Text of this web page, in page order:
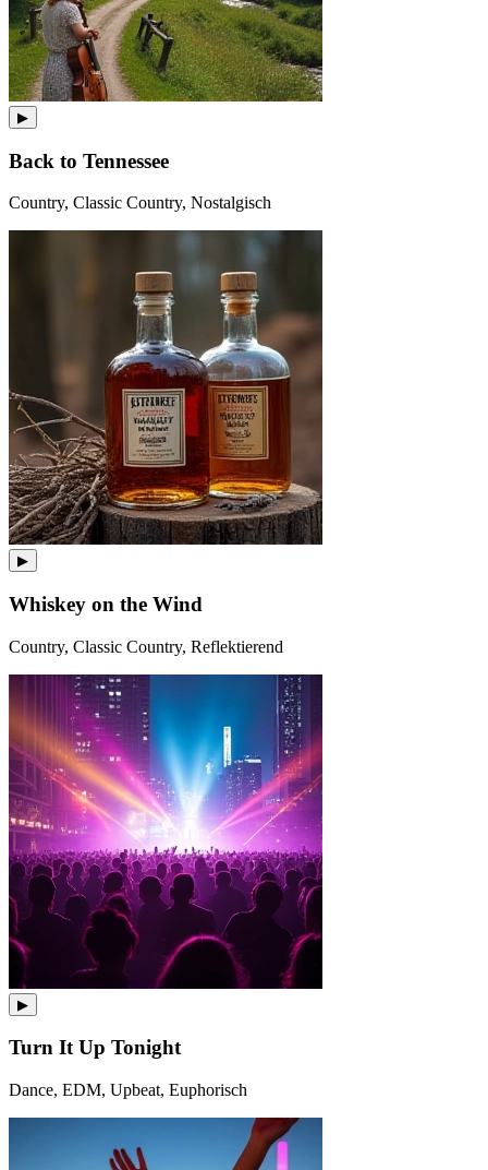
▶
Back to Tennessee
Country, Classic Country, Nostalgisch
▶
Whiskey on the Wind
Country, Classic Country, Reflektierend
▶
Turn It Up Tonight
Dance, EDM, Upbeat, Euphorisch